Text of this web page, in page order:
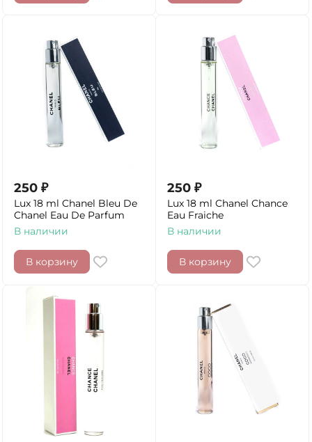
250 ₽
Lux 18 ml Chanel Bleu De
Chanel Eau De Parfum
В наличии
В корзину
250 ₽
Lux 18 ml Chanel Chance
Eau Fraiche
В наличии
В корзину